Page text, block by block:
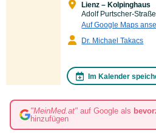
Lienz – Kolpinghaus
Adolf Purtscher-
Auf Google Maps
Dr. Michael Takacs
Im Kalender
"MeinMed.at" auf Google als
hinzufügen